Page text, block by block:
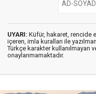
UYARI: Küfür, hakaret, rencide
içeren, imla kuralları ile
Türkçe karakter kullanılmayan
onaylanmamaktadır.